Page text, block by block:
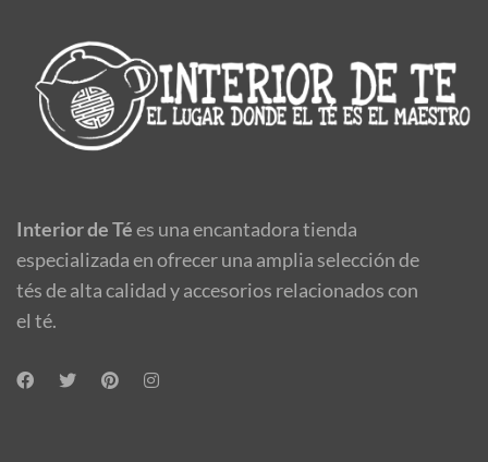
Interior de Tées una encantadora tienda
especializada en ofrecer una amplia selección de
tés de alta calidad y accesorios relacionados con
el té.